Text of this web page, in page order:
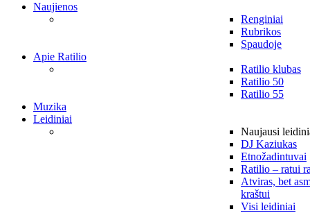
Naujienos
Renginiai
Rubrikos
Spaudoje
Apie Ratilio
Ratilio klubas
Ratilio 50
Ratilio 55
Muzika
Leidiniai
Naujausi
DJ Kaziukas
Etnožadintuvai
Ratilio – ratui
Atviras, bet
kraštui
Visi leidiniai